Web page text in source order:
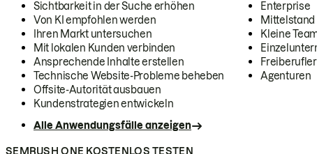
Sichtbarkeit in der Suche erhöhen
Von KI empfohlen werden
Ihren Markt untersuchen
Mit lokalen Kunden verbinden
Ansprechende Inhalte erstellen
Technische Website-Probleme beheben
Offsite-Autorität ausbauen
Kundenstrategien entwickeln
Alle Anwendungsfälle anzeigen
Enterprise
Mittelstand
Kleine
Freiberufler
Agenturen
SEMRUSH ONE KOSTENLOS TESTEN